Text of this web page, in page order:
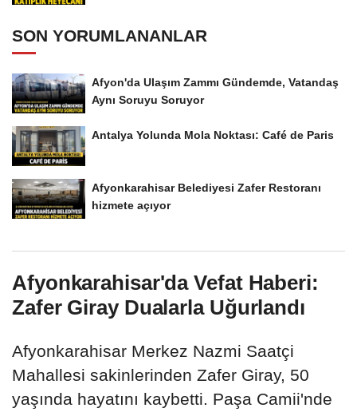
SON YORUMLANANLAR
Afyon'da Ulaşım Zammı Gündemde, Vatandaş
Aynı Soruyu Soruyor
Antalya Yolunda Mola Noktası: Café de Paris
Afyonkarahisar Belediyesi Zafer Restoranı
hizmete açıyor
Afyonkarahisar'da Vefat Haberi:
Zafer Giray Dualarla Uğurlandı
Afyonkarahisar Merkez Nazmi Saatçi
Mahallesi sakinlerinden Zafer Giray, 50
yaşında hayatını kaybetti. Paşa Camii'nde